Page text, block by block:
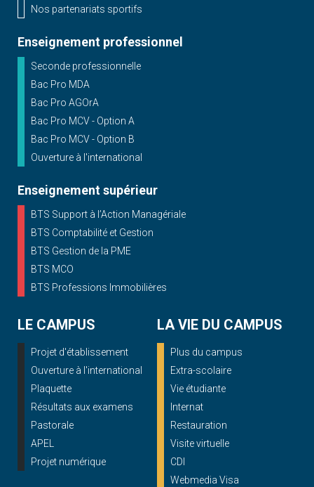
Nos partenariats sportifs
Enseignement professionnel
Seconde professionnelle
Bac Pro MDA
Bac Pro AGOrA
Bac Pro MCV - Option A
Bac Pro MCV - Option B
Ouverture à l'international
Enseignement supérieur
BTS Support à l’Action Managériale
BTS Comptabilité et Gestion
BTS Gestion de la PME
BTS MCO
BTS Professions Immobilières
LE CAMPUS
Projet d'établissement
Ouverture à l'international
Plaquette
Résultats aux examens
Pastorale
APEL
Projet numérique
LA VIE DU CAMPUS
Plus du campus
Extra-scolaire
Vie étudiante
Internat
Restauration
Visite virtuelle
CDI
Webmedia Visa